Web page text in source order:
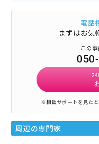
電話
まずはお気
この
※相談サポートを見たと
周辺の専門家